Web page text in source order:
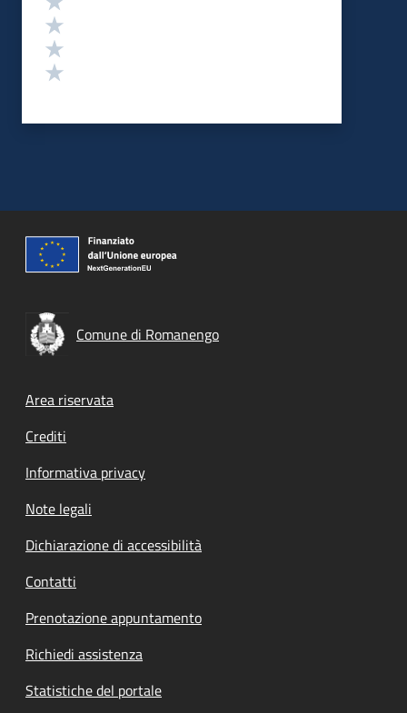
Comune di Romanengo
Footer menu
Area riservata
Crediti
Informativa privacy
Note legali
Dichiarazione di accessibilità
Contatti
Prenotazione appuntamento
Richiedi assistenza
Statistiche del portale